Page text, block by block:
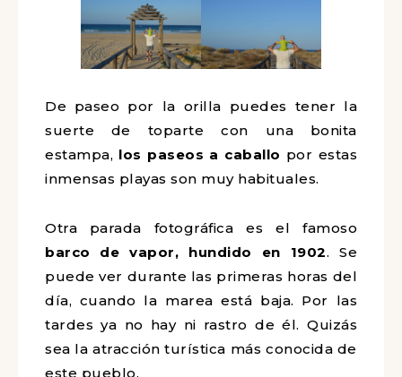
De paseo por la orilla puedes tener la
suerte de toparte con una bonita
estampa, los paseos a caballo por estas
inmensas playas son muy habituales.
Otra parada fotográfica es el famoso
barco de vapor, hundido en 1902. Se
puede ver durante las primeras horas del
día, cuando la marea está baja. Por las
tardes ya no hay ni rastro de él. Quizás
sea la atracción turística más conocida de
este pueblo.